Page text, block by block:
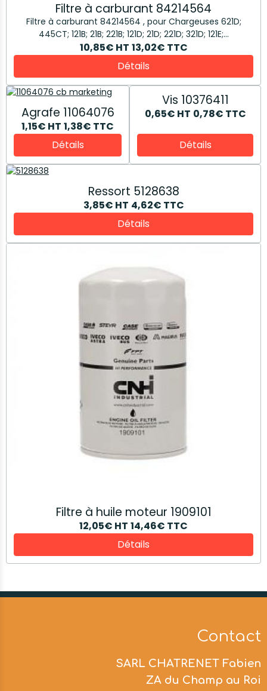
Filtre à carburant 84214564
Filtre à carburant 84214564 , pour Chargeuses 621D;
445CT; 121B; 21B; 221B; 121D; 21D; 221D; 321D; 121E;...
10,85€ HT 13,02€ TTC
Détails
Agrafe 11064076
1,15€ HT 1,38€ TTC
Détails
Vis 10376411
0,65€ HT 0,78€ TTC
Détails
Ressort 5128638
3,85€ HT 4,62€ TTC
Détails
Filtre à huile moteur 1909101
12,05€ HT 14,46€ TTC
Détails
Contact
SARL CHATRENET Fabien
ZA du Champ au Roi